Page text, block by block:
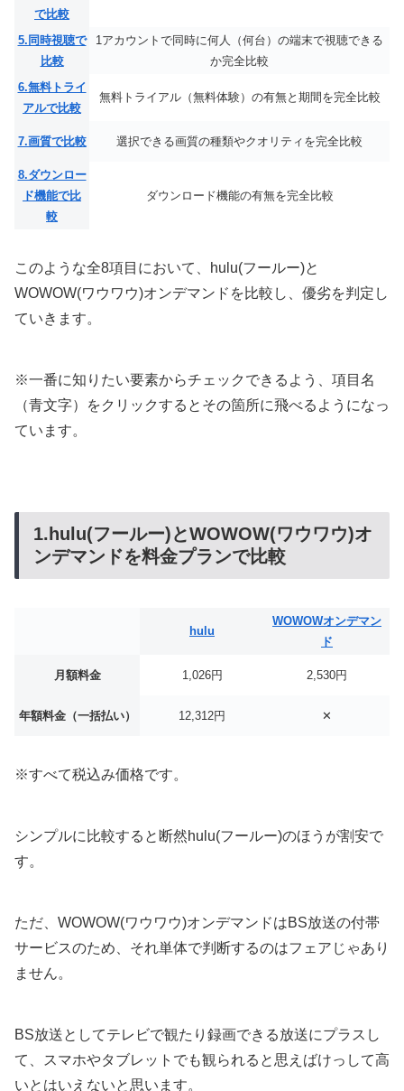
で比較
5.同時視聴で
比較
1アカウントで同時に何人（何台）の端末で視聴できる
か完全比較
6.無料トライ
アルで比較
無料トライアル（無料体験）の有無と期間を完全比較
7.画質で比較 選択できる画質の種類やクオリティを完全比較
8.ダウンロー
ド機能で比
較
ダウンロード機能の有無を完全比較
このような全8項目において、hulu(フールー)と
WOWOW(ワウワウ)オンデマンドを比較し、優劣を判定し
ていきます。
※一番に知りたい要素からチェックできるよう、項目名
（青文字）をクリックするとその箇所に飛べるようになっ
ています。
1.hulu(フールー)とWOWOW(ワウワウ)オ
ンデマンドを料金プランで比較
hulu
WOWOWオンデマン
ド
月額料金 1,026円 2,530円
年額料金（一括払い） 12,312円 ✕
※すべて税込み価格です。
シンプルに比較すると断然hulu(フールー)のほうが割安で
す。
ただ、WOWOW(ワウワウ)オンデマンドはBS放送の付帯
サービスのため、それ単体で判断するのはフェアじゃあり
ません。
BS放送としてテレビで観たり録画できる放送にプラスし
て、スマホやタブレットでも観られると思えばけっして高
いとはいえないと思います。